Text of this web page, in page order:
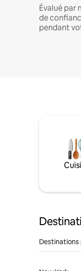
Évalué par
de
pendant
Destinations